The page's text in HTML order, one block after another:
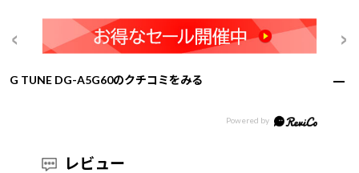
G TUNE DG-A5G60のクチコミをみる
レビュー